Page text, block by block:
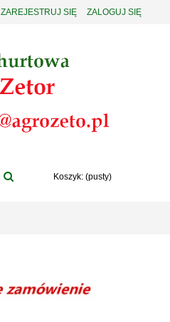
ZAREJESTRUJ SIĘ ZALOGUJ SIĘ
Koszyk: (pusty)